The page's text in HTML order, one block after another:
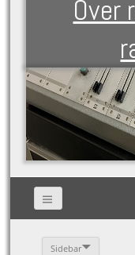
Over
Sidebar